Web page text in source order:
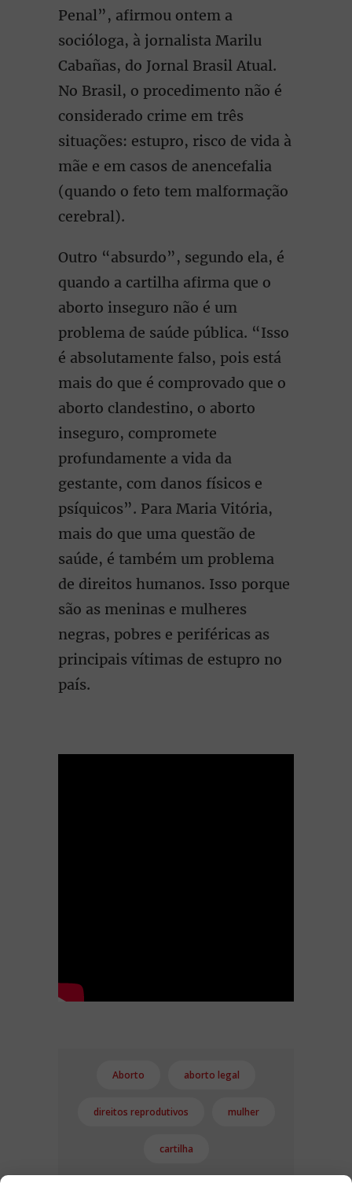
Penal”, afirmou ontem a
socióloga, à jornalista Marilu
Cabañas, do Jornal Brasil Atual.
No Brasil, o procedimento não é
considerado crime em três
situações: estupro, risco de vida à
mãe e em casos de anencefalia
(quando o feto tem malformação
cerebral).
Outro “absurdo”, segundo ela, é
quando a cartilha afirma que o
aborto inseguro não é um
problema de saúde pública. “Isso
é absolutamente falso, pois está
mais do que é comprovado que o
aborto clandestino, o aborto
inseguro, compromete
profundamente a vida da
gestante, com danos físicos e
psíquicos”. Para Maria Vitória,
mais do que uma questão de
saúde, é também um problema
de direitos humanos. Isso porque
são as meninas e mulheres
negras, pobres e periféricas as
principais vítimas de estupro no
país.
Aborto aborto legal
direitos reprodutivos mulher
cartilha